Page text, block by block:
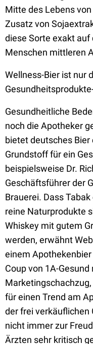
Mitte des Lebens
Zusatz von
diese Sorte exakt
Menschen mittleren
Wellness-Bier ist nur
Gesundheitliche
noch die Apotheker
bietet deutsches
Grundstoff für ein
beispielsweise Dr.
Geschäftsführer der
Brauerei. Dass
reine Naturprodukte
Whiskey mit gutem
werden, erwähnt
einem
Coup von 1A-
für einen Trend am
der frei verkäuflichen
nicht immer zur
Ärzten sehr kritisch